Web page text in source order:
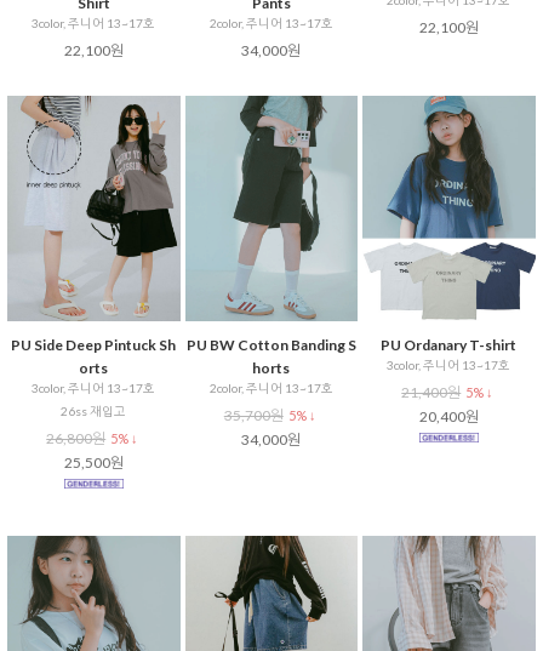
3color, 주니어 13~17호
22,100원
2color, 주니어 13~17호
34,000원
22,100원
PU Side Deep Pintuck Sh
orts
3color, 주니어 13~17호
26ss 재입고
26,800원 5% ↓
25,500원
PU BW Cotton Banding S
horts
2color, 주니어 13~17호
35,700원 5% ↓
34,000원
PU Ordanary T-shirt
3color, 주니어 13~17호
21,400원 5% ↓
20,400원